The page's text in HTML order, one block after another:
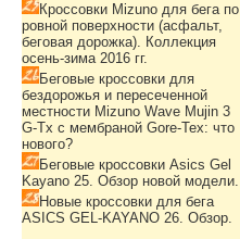
Кроссовки Mizuno для бега по
ровной поверхности (асфальт,
беговая дорожка). Коллекция
осень-зима 2016 гг.
Беговые кроссовки для
бездорожья и пересеченной
местности Mizuno Wave Mujin 3
G-Tx с мембраной Gore-Tex: что
нового?
Беговые кроссовки Asics Gel
Kayano 25. Обзор новой модели.
Новые кроссовки для бега
ASICS GEL-KAYANO 26. Обзор.